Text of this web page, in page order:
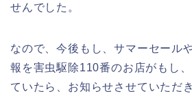
せんでした。
なので、今後もし、サマーセール
報を害虫駆除110番のお店がもし
ていたら、お知らせさせていただ